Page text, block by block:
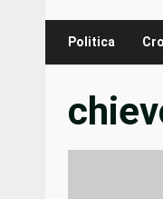
Politica